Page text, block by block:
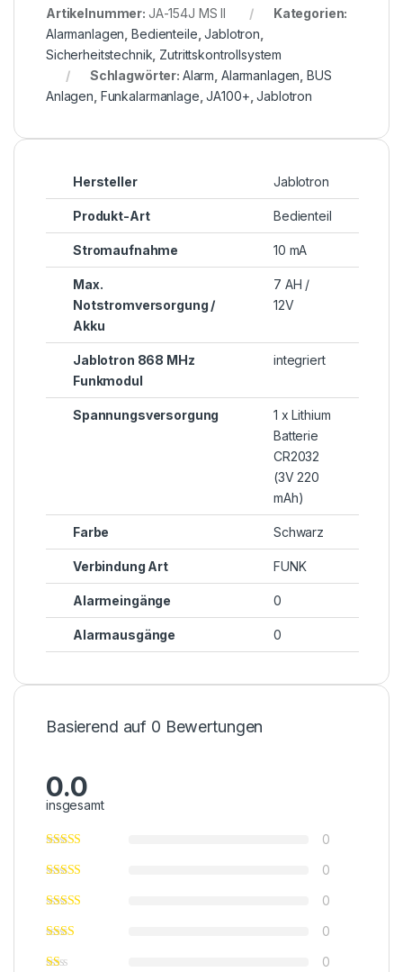
Artikelnummer: JA-154J MS II
Kategorien:
Alarmanlagen ,Bedienteile ,Jablotron
Sicherheitstechnik Zutrittskontrollsystem
Schlagwörter: Alarm Alarmanlagen BUS
Anlagen Funkalarmanlage ,JA100+ ,Jablotron
Hersteller Jablotron
Produkt-Art Bedienteil
Stromaufnahme 10 mA
Max.
Notstromversorgung /
Akku
7 AH /
12V
Jablotron 868 MHz
Funkmodul
integriert
Spannungsversorgung
1 x Lithium
Batterie
CR2032
(3V 220
mAh)
Farbe Schwarz
Verbindung Art FUNK
Alarmeingänge 0
Alarmausgänge 0
Basierend auf 0 Bewertungen
0.0
insgesamt
0
0
0
0
0